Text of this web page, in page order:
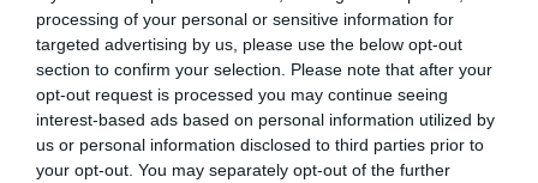
processing of your personal or sensitive information for
targeted advertising by us, please use the below opt-out
section to confirm your selection. Please note that after your
opt-out request is processed you may continue seeing
interest-based ads based on personal information utilized by
us or personal information disclosed to third parties prior to
your opt-out. You may separately opt-out of the further
kell fizetni. (Police.hu)
Ha ez nem volna elég, Óbudán beüzemelték a
traffipaxokat.
alkoholfogyasztás gyorshajtás autósok közlekedés